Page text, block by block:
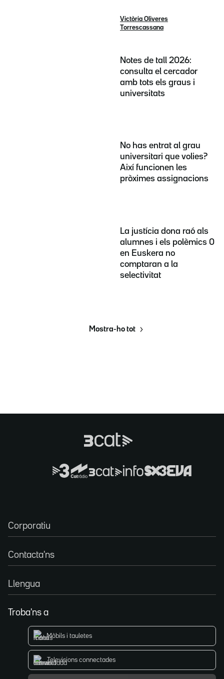
Victòria Oliveres
Torrescassana
Notes de tall 2026:
consulta el cercador
amb tots els graus i
universitats
No has entrat al grau
universitari que volies?
Així funcionen les
pròximes assignacions
La justícia dona raó als
alumnes i els polèmics 0
en Euskera no
comptaran a la
selectivitat
Mostra-ho tot
Corporatiu
Contacta'ns
Llengua
Troba'ns a
Mòbils i tauletes
Televisions connectades